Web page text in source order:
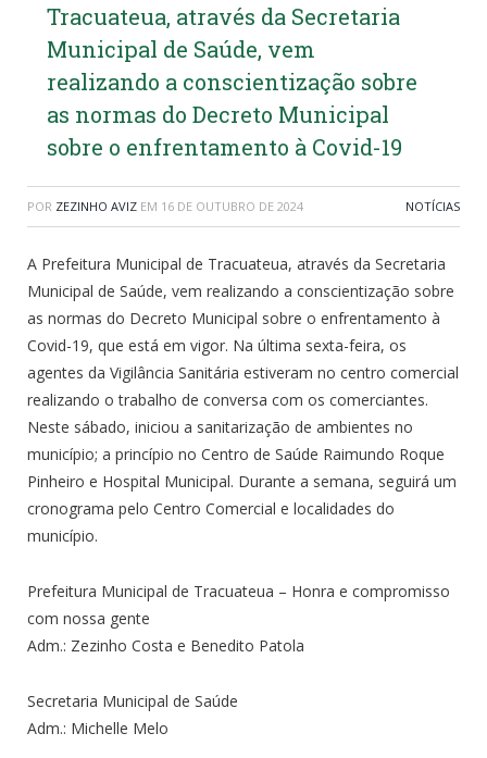
Tracuateua, através da Secretaria
Municipal de Saúde, vem
realizando a conscientização sobre
as normas do Decreto Municipal
sobre o enfrentamento à Covid-19
POR ZEZINHO AVIZ EM 16 DE OUTUBRO DE 2024 NOTÍCIAS
A Prefeitura Municipal de Tracuateua, através da Secretaria
Municipal de Saúde, vem realizando a conscientização sobre
as normas do Decreto Municipal sobre o enfrentamento à
Covid-19, que está em vigor. Na última sexta-feira, os
agentes da Vigilância Sanitária estiveram no centro comercial
realizando o trabalho de conversa com os comerciantes.
Neste sábado, iniciou a sanitarização de ambientes no
município; a princípio no Centro de Saúde Raimundo Roque
Pinheiro e Hospital Municipal. Durante a semana, seguirá um
cronograma pelo Centro Comercial e localidades do
município.
Prefeitura Municipal de Tracuateua – Honra e compromisso
com nossa gente
Adm.: Zezinho Costa e Benedito Patola
Secretaria Municipal de Saúde
Adm.: Michelle Melo